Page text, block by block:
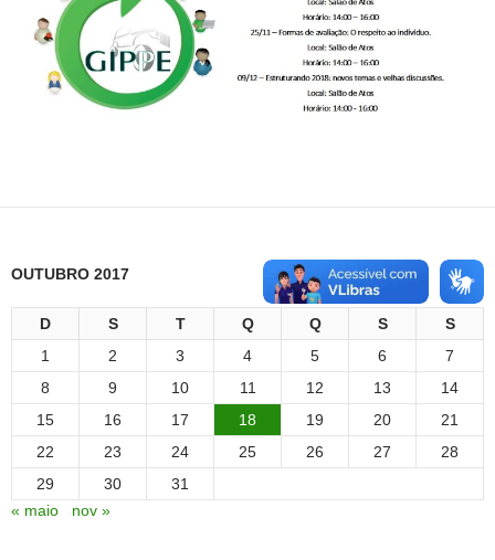
OUTUBRO 2017
D S T Q Q S
S
1
2 3 4 5 6
7
8
9 10 11 12 13
14
15
16 17 18 19 20
21
22
23 24 25 26 27
28
29
30
31
« maio
nov »